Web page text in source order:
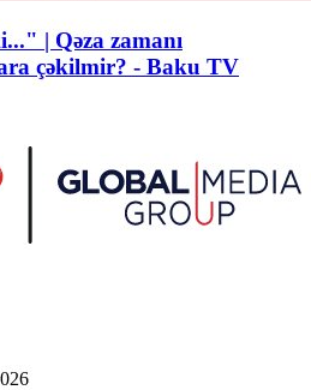
| Qəza zamanı
çəkilmir? - Baku TV